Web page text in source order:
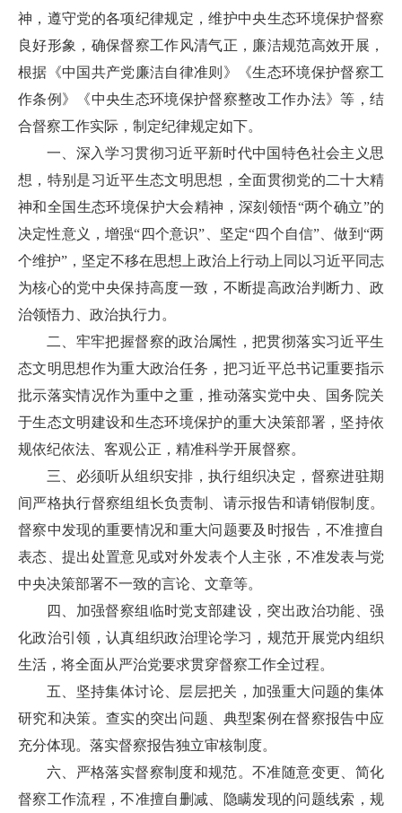
神，遵守党的各项纪律规定，维护中央生态环境保护督察
良好形象，确保督察工作风清气正，廉洁规范高效开展，
根据《中国共产党廉洁自律准则》《生态环境保护督察工
作条例》《中央生态环境保护督察整改工作办法》等，结
合督察工作实际，制定纪律规定如下。
一、深入学习贯彻习近平新时代中国特色社会主义思
想，特别是习近平生态文明思想，全面贯彻党的二十大精
神和全国生态环境保护大会精神，深刻领悟“两个确立”的
决定性意义，增强“四个意识”、坚定“四个自信”、做到“两
个维护”，坚定不移在思想上政治上行动上同以习近平同志
为核心的党中央保持高度一致，不断提高政治判断力、政
治领悟力、政治执行力。
二、牢牢把握督察的政治属性，把贯彻落实习近平生
态文明思想作为重大政治任务，把习近平总书记重要指示
批示落实情况作为重中之重，推动落实党中央、国务院关
于生态文明建设和生态环境保护的重大决策部署，坚持依
规依纪依法、客观公正，精准科学开展督察。
三、必须听从组织安排，执行组织决定，督察进驻期
间严格执行督察组组长负责制、请示报告和请销假制度。
督察中发现的重要情况和重大问题要及时报告，不准擅自
表态、提出处置意见或对外发表个人主张，不准发表与党
中央决策部署不一致的言论、文章等。
四、加强督察组临时党支部建设，突出政治功能、强
化政治引领，认真组织政治理论学习，规范开展党内组织
生活，将全面从严治党要求贯穿督察工作全过程。
五、坚持集体讨论、层层把关，加强重大问题的集体
研究和决策。查实的突出问题、典型案例在督察报告中应
充分体现。落实督察报告独立审核制度。
六、严格落实督察制度和规范。不准随意变更、简化
督察工作流程，不准擅自删减、隐瞒发现的问题线索，规